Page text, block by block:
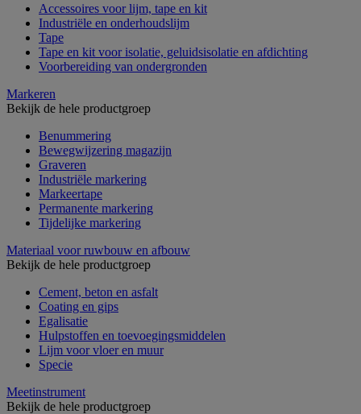
Accessoires voor lijm, tape en kit
Industriële en onderhoudslijm
Tape
Tape en kit voor isolatie, geluidsisolatie en afdichting
Voorbereiding van ondergronden
Markeren
Bekijk de hele productgroep
Benummering
Bewegwijzering magazijn
Graveren
Industriële markering
Markeertape
Permanente markering
Tijdelijke markering
Materiaal voor ruwbouw en afbouw
Bekijk de hele productgroep
Cement, beton en asfalt
Coating en gips
Egalisatie
Hulpstoffen en toevoegingsmiddelen
Lijm voor vloer en muur
Specie
Meetinstrument
Bekijk de hele productgroep